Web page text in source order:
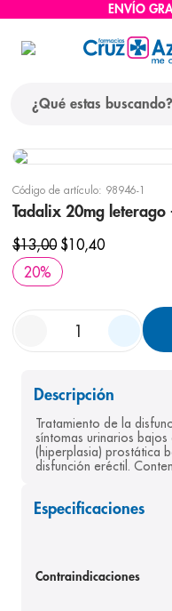
ENVÍO
Código de artículo: 98946-1
Tadalix 20mg
$13,00 $10,40
20%
Descripción
Tratamiento de la
síntomas urinarios
(hiperplasia) prostática
disfunción eréctil.
Especificaciones
Contraindicaciones
términos más
1. protector solar
3. eucerin
nivea
6. bioderma
7 shampoo
8. pediasure
9. panolini